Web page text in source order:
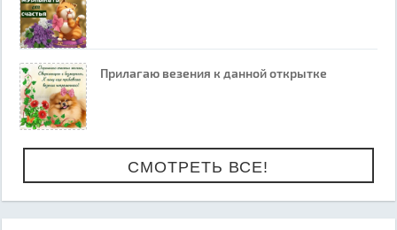
Прилагаю везения к данной открытке
СМОТРЕТЬ ВСЕ!